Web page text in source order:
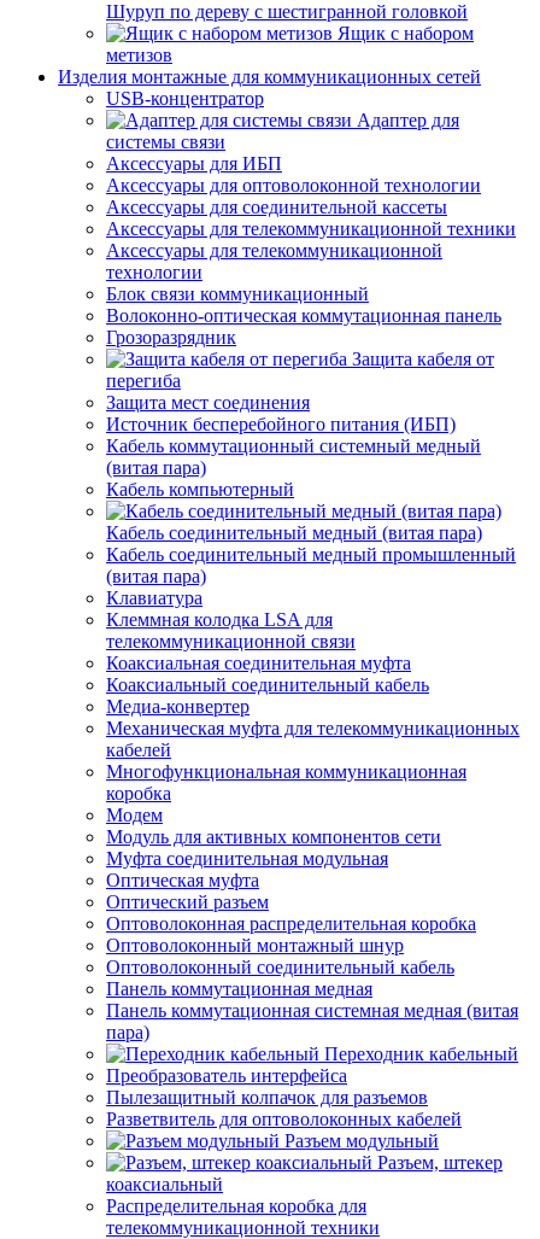
Шуруп по дереву с шестигранной головкой
Ящик с набором
метизов
Изделия монтажные для коммуникационных сетей
USB-концентратор
Адаптер для
системы связи
Аксессуары для ИБП
Аксессуары для оптоволоконной технологии
Аксессуары для соединительной кассеты
Аксессуары для телекоммуникационной техники
Аксессуары для телекоммуникационной
технологии
Блок связи коммуникационный
Волоконно-оптическая коммутационная панель
Грозоразрядник
Защита кабеля от
перегиба
Защита мест соединения
Источник бесперебойного питания (ИБП)
Кабель коммутационный системный медный
(витая пара)
Кабель компьютерный
Кабель соединительный медный (витая пара)
Кабель соединительный медный промышленный
(витая пара)
Клавиатура
Клеммная колодка LSA для
телекоммуникационной связи
Коаксиальная соединительная муфта
Коаксиальный соединительный кабель
Медиа-конвертер
Механическая муфта для телекоммуникационных
кабелей
Многофункциональная коммуникационная
коробка
Модем
Модуль для активных компонентов сети
Муфта соединительная модульная
Оптическая муфта
Оптический разъем
Оптоволоконная распределительная коробка
Оптоволоконный монтажный шнур
Оптоволоконный соединительный кабель
Панель коммутационная медная
Панель коммутационная системная медная (витая
пара)
Переходник кабельный
Преобразователь интерфейса
Пылезащитный колпачок для разъемов
Разветвитель для оптоволоконных кабелей
Разъем модульный
Разъем, штекер
коаксиальный
Распределительная коробка для
телекоммуникационной техники